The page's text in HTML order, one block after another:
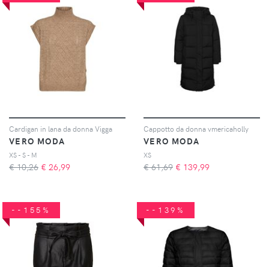
Cardigan in lana da donna Vigga
VERO MODA
XS - S - M
€ 10,26 € 26,99
Cappotto da donna vmericaholly
VERO MODA
XS
€ 61,69 € 139,99
--155% --139%